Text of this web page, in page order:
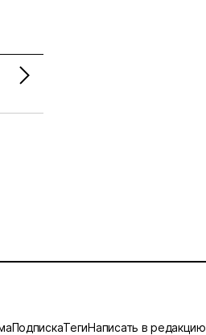
ПодпискаТегиНаписать в редакцию